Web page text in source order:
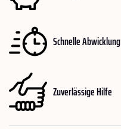
Schnelle Abwicklung
Zuverlässige Hilfe